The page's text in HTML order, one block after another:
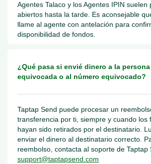
Agentes Talaco y los Agentes IPIN suelen
abiertos hasta la tarde. Es aconsejable
llame al agente con antelación para
disponibilidad de fondos.
¿Qué pasa si envié dinero a la persona
equivocada o al número equivocado?
Taptap Send puede procesar un
transferencia por ti, siempre y cuando los
hayan sido retirados por el destinatario.
enviar el dinero al destinatario correcto.
reembolso, contacta al soporte de Taptap
support@taptapsend.com